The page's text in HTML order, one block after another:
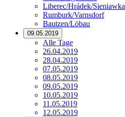
Liberec/Hrádek/Sieniawka
Rumburk/Varnsdorf
Bautzen/Löbau
09.05.2019
Alle Tage
26.04.2019
28.04.2019
07.05.2019
08.05.2019
09.05.2019
10.05.2019
11.05.2019
12.05.2019